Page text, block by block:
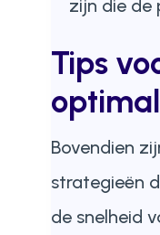
zijn die de
Tips
Bovendien
strategieën
de snelheid